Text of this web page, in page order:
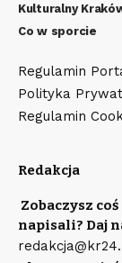
Kulturalny
Co w sporcie
Regulamin
Polityka
Regulamin
Redakcja
Zobaczysz
napisali? Daj